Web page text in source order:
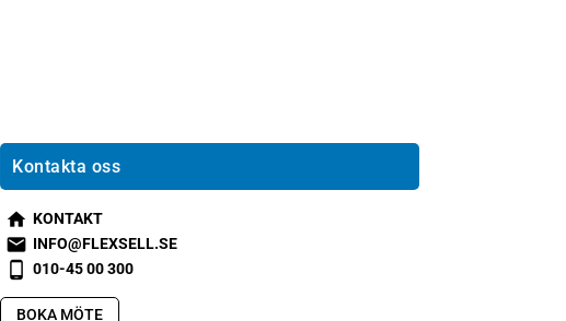
Kontakta oss
s
m
t2
KONTAKT
s
m
t1
INFO@FLEXSELL.SE
s
010-45 00 300
BOKA MÖTE